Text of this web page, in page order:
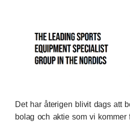
Det har återigen blivit dags att
bolag och aktie som vi kommer